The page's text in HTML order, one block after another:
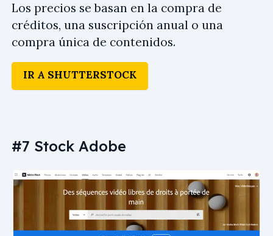
Los precios se basan en la compra de
créditos, una suscripción anual o una
compra única de contenidos.
IR A SHUTTERSTOCK
#7 Stock Adobe